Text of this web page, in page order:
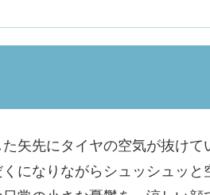
た矢先にタイヤの空気が抜け
になりながらシュッシュッ